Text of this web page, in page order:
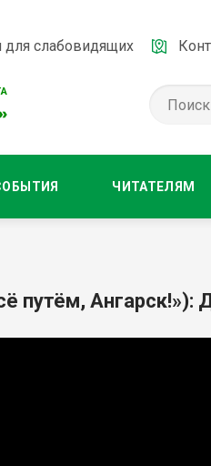
для слабовидящих
ЧИТАТЕЛЯМ
путём, Ангарск!»):